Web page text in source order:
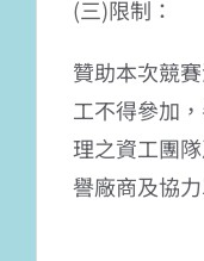
(三)限制：
贊助本次競
工不得參加
理之資工團
譽廠商及協